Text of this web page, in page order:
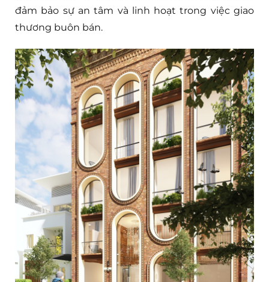
đảm bảo sự an tâm và linh hoạt trong việc giao
thương buôn bán.